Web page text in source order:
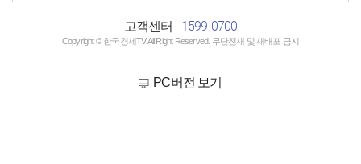
고객센터 1599-0700
Copyright © 한국경제TV All Right Reserved. 무단전재 및 재배포 금지
PC버전 보기